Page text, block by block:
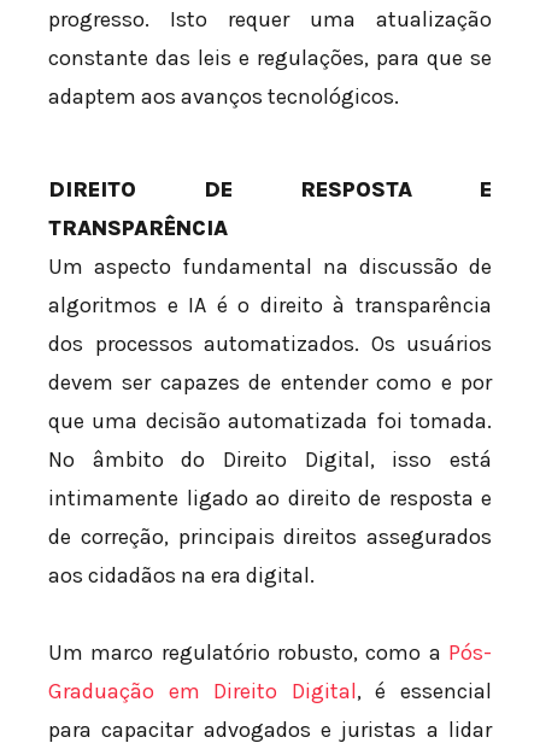
progresso. Isto requer uma atualização
constante das leis e regulações, para que se
adaptem aos avanços tecnológicos.
DIREITO DE RESPOSTA E
TRANSPARÊNCIA
Um aspecto fundamental na discussão de
algoritmos e IA é o direito à transparência
dos processos automatizados. Os usuários
devem ser capazes de entender como e por
que uma decisão automatizada foi tomada.
No âmbito do Direito Digital, isso está
intimamente ligado ao direito de resposta e
de correção, principais direitos assegurados
aos cidadãos na era digital.
Um marco regulatório robusto, como a Pós-
Graduação em Direito Digital, é essencial
para capacitar advogados e juristas a lidar